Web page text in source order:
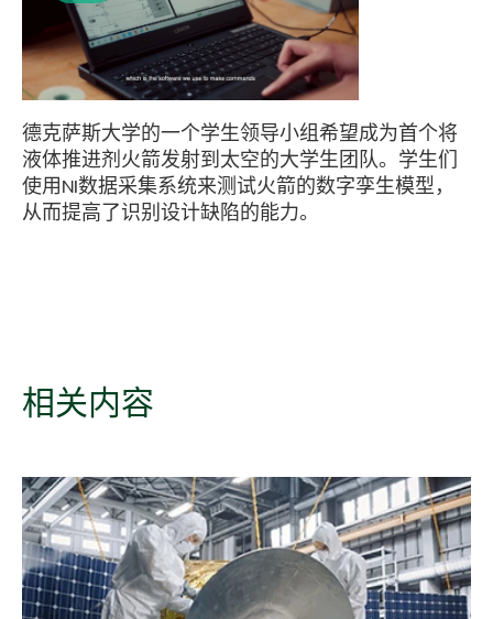
Play
Video
德克萨斯大学的一个学生领导小组希望成为首个将
液体推进剂火箭发射到太空的大学生团队。学生们
使用NI数据采集系统来测试火箭的数字孪生模型，
从而提高了识别设计缺陷的能力。
相关 内容